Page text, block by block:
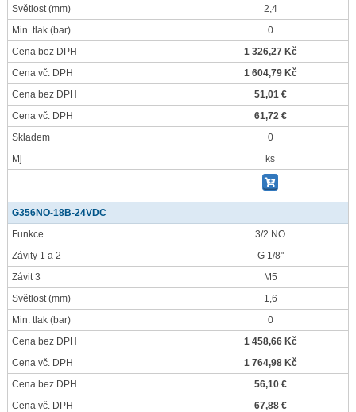
Světlost(mm)
2,4
Min. tlak (bar)
0
Cena bez DPH
1 326,27 Kč
Cena vč. DPH
1 604,79 Kč
Cena bez DPH
51,01 €
Cena vč. DPH
61,72 €
Skladem
0
Mj
ks
G356NO-18B-24VDC
Funkce
3/2 NO
Závity 1 a 2
G 1/8"
Závit 3
M5
Světlost(mm)
1,6
Min. tlak (bar)
0
Cena bez DPH
1 458,66 Kč
Cena vč. DPH
1 764,98 Kč
Cena bez DPH
56,10 €
Cena vč. DPH
67,88 €